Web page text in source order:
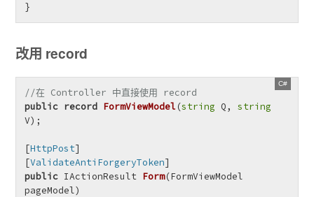
}
改用 record
//在 Controller 中直接使用 record
public record FormViewModel(string Q, string
V) ;
[HttpPost]
[ValidateAntiForgeryToken
public IActionResult Form(FormViewModel
pageModel)